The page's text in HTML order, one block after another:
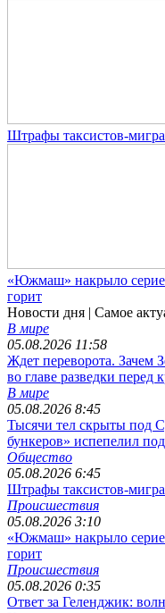
Штрафы таксистов-
«Южмаш» накрыло
горит
Новости дня | Самое
В мире
05.08.2026 11:58
Ждет переворота. Зачем
во главе разведки перед
В мире
05.08.2026 8:45
Тысячи тел скрыты под
бункеров» испепелил
Общество
05.08.2026 6:45
Штрафы таксистов-
Происшествия
05.08.2026 3:10
«Южмаш» накрыло
горит
Происшествия
05.08.2026 0:35
Ответ за Геленджик: